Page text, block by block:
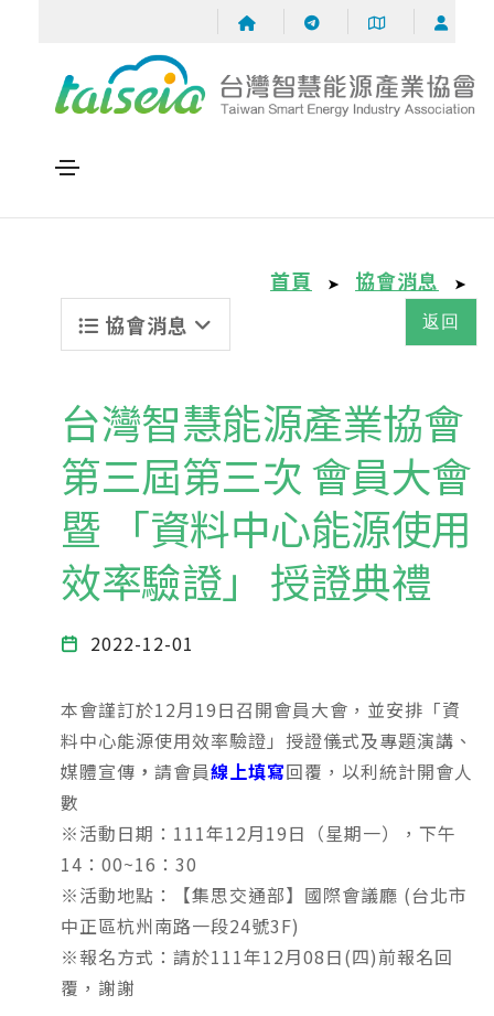
首頁 ➤ 協會消息 ➤
協會消息 返回
台灣智慧能源產業協會
第三屆第三次 會員大會
暨 「資料中心能源使用
效率驗證」 授證典禮
2022-12-01
本會謹訂於12月19日召開會員大會，並安排「資
料中心能源使用效率驗證」授證儀式及專題演講、
媒體宣傳 ， 請會員線上填寫回覆，以利統計開會人
數
※活動日期：111年12月19日（星期一），下午
14：00~16：30
※活動地點：【集思交通部】國際會議廳 (台北市
中正區杭州南路一段24號3F)
※報名方式：請於111年12月08日(四)前報名回
覆，謝謝